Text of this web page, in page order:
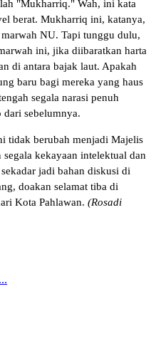
"Mukharriq." Wah, ini kata
berat. Mukharriq ini, katanya,
NU. Tapi tunggu dulu,
ini, jika diibaratkan harta
di antara bajak laut. Apakah
baru bagi mereka yang haus
segala narasi penuh
sebelumnya.
tidak berubah menjadi Majelis
kekayaan intelektual dan
jadi bahan diskusi di
doakan selamat tiba di
Kota Pahlawan. (Rosadi